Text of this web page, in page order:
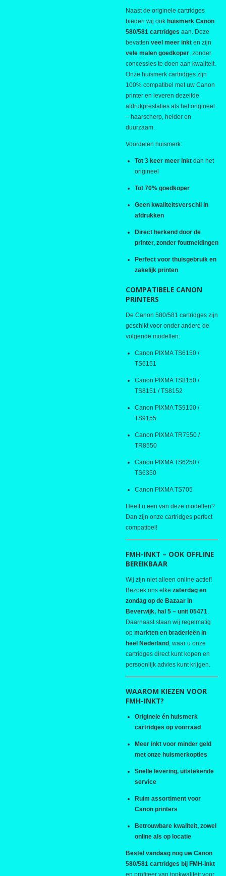
Naast de originele cartridges
bieden wij ook huismerk Canon
580/581 cartridges aan. Deze
bevatten veel meer inkt en zijn
vele malen goedkoper , zonder
concessies te doen aan kwaliteit.
Onze huismerk cartridges zijn
100% compatibel met uw Canon
printer en leveren dezelfde
afdrukprestaties als het origineel
– haarscherp, helder en
duurzaam.
Voordelen huismerk:
Tot 3 keer meer inkt dan het
origineel
Tot 70% goedkoper
Geen kwaliteitsverschil in
afdrukken
Direct herkend door de
printer, zonder foutmeldingen
Perfect voor thuisgebruik en
zakelijk printen
COMPATIBELE CANON
PRINTERS
De Canon 580/581 cartridges zijn
geschikt voor onder andere de
volgende modellen:
Canon PIXMA TS6150 /
TS6151
Canon PIXMA TS8150 /
TS8151 / TS8152
Canon PIXMA TS9150 /
TS9155
Canon PIXMA TR7550 /
TR8550
Canon PIXMA TS6250 /
TS6350
Canon PIXMA TS705
Heeft u een van deze modellen?
Dan zijn onze cartridges perfect
compatibel!
FMH-INKT – OOK OFFLINE
BEREIKBAAR
Wij zijn niet alleen online actief!
Bezoek ons elke zaterdag en
zondag op de Bazaar in
Beverwijk, hal 5 – unit 05471
Daarnaast staan wij regelmatig
op markten en braderieën in
heel Nederland , waar u onze
cartridges direct kunt kopen en
persoonlijk advies kunt krijgen.
WAAROM KIEZEN VOOR
FMH-INKT?
Originele én huismerk
cartridges op voorraad
Meer inkt voor minder geld
met onze huismerkopties
Snelle levering, uitstekende
service
Ruim assortiment voor
Canon printers
Betrouwbare kwaliteit, zowel
online als op locatie
Bestel vandaag nog uw Canon
580/581 cartridges bij FMH-Inkt
en profiteer van topkwaliteit voor